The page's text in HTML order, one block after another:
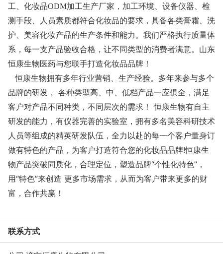
工、化妆品ODM加工生产厂家，加工环境、设备仪器、检
测手段、人员素质都符合化妆品的要求 ， 具备各类膏霜、洗
护、美容化妆产品的生产条件和能力。我们严格执行质量体
系，每一支产品验收合格， 让不同类型的消费者满意。山东
恒康生物医药与您联手打造化妆品品牌！
恒康生物拥有多年行业营销、生产经验。多年来参与多个
品牌的研发， 各种类型高、中、低档产品一应俱全，满足
客户对产品不同种类，不同层次的需求！恒康生物有自主
研发的能力，有仪器完善的实验室，拥有多名美容科研技术
人员等组成的精英研发队伍，全力以赴的每一个客户量身订
做有特色的产品，为客户打造符合您的化妆品品牌!恒康生
物产品突破同质化，合理定位，塑造品牌“个性化特色”，
用“特色”来创造 更多市场需求，从而为客户带来更多的财
富，合作共赢！
联系方式